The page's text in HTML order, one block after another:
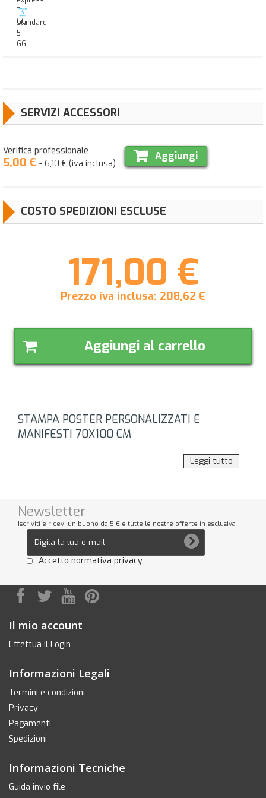
3
GG
standard
5
GG
SERVIZI ACCESSORI
Verifica professionale
5,00 € - 6,10 € (iva inclusa)
Aggiungi
COSTO SPEDIZIONI ESCLUSE
171,00 €
Prezzo iva inclusa: 208,62€
Aggiungi al carrello
STAMPA POSTER PERSONALIZZATI E
MANIFESTI 70X100 CM
Leggi tutto
Newsletter
Iscriviti e ricevi un buono da 5 € e tutte le nostre offerte in esclusiva
Accetto normativa privacy
Il mio account
Effettua il Login
Informazioni Legali
Termini e condizioni
Privacy
Pagamenti
Spedizioni
Informazioni Tecniche
Guida invio file